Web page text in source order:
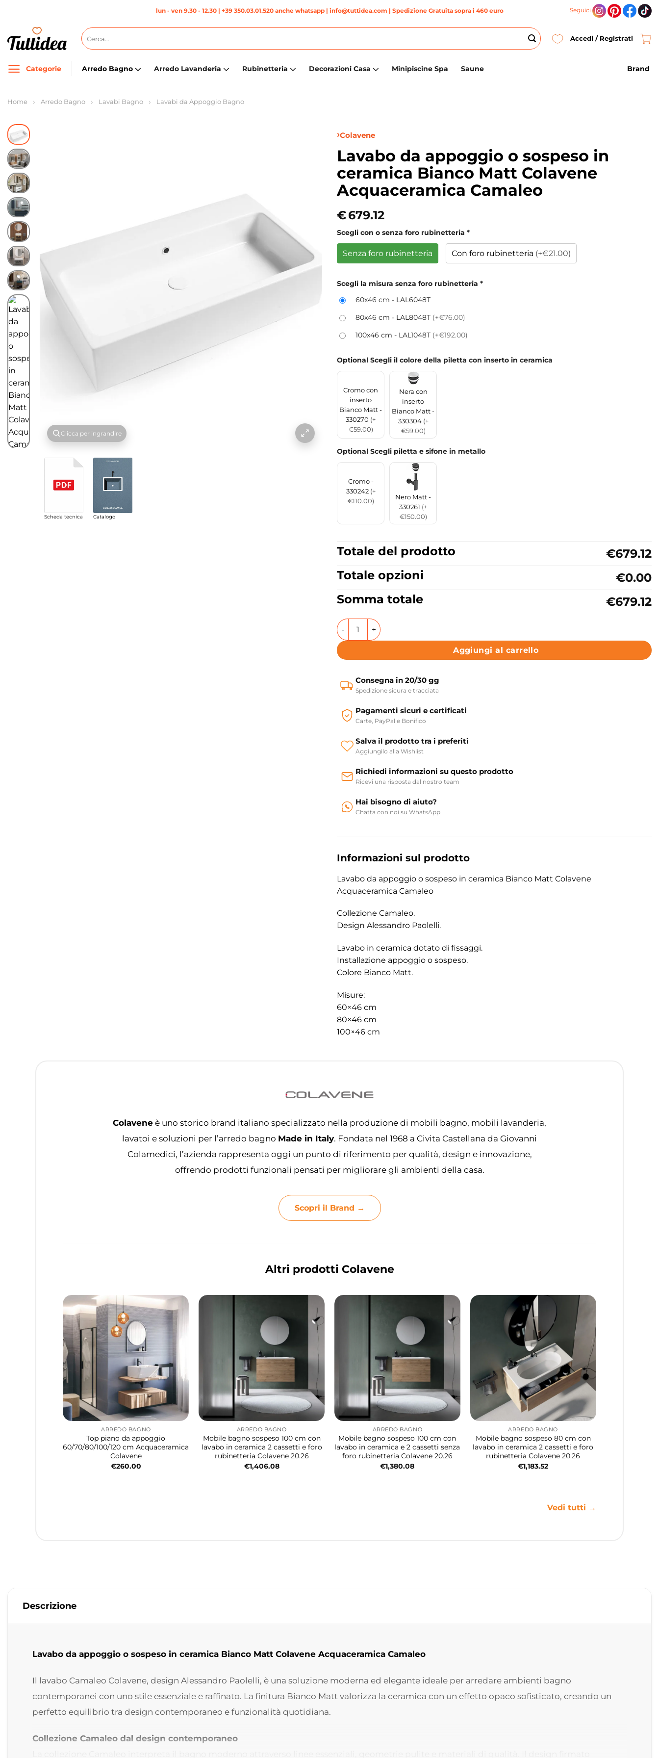
contenuti
lun - ven 9.30 - 12.30 | +39 350.03.01.520 anche whatsapp| info@tuttidea.com | Spedizione Gratuita sopra i 460 euro Seguici
Cerca:
Accedi / Registrati
Categorie Arredo Bagno Arredo Lavanderia Rubinetteria Decorazioni Casa Minipiscine Spa Saune Brand
Home Arredo Bagno Lavabi Bagno Lavabi da Appoggio Bagno
Clicca per ingrandire
Scheda tecnica Catalogo
Colavene
Lavabo da appoggio o sospeso in
ceramica Bianco Matt Colavene
Acquaceramica Camaleo
€679.12
Scegli con o senza foro rubinetteria *
Senza foro rubinetteria Con foro rubinetteria (+€21.00)
Scegli la misura senza foro rubinetteria *
60x46 cm - LAL6048T
80x46 cm - LAL8048T (+€76.00)
100x46 cm - LAL1048T (+€192.00)
Optional Scegli il colore della piletta con inserto in ceramica
Cromo con
inserto
Bianco Matt -
330270 (+
€59.00)
Nera con
inserto
Bianco Matt -
330304 (+
€59.00)
Optional Scegli piletta e sifone in metallo
Cromo -
330242 (+
€110.00)
Nero Matt -
330261 (+
€150.00)
Totale del prodotto
€679.12
Totale opzioni
€0.00
Somma totale
€679.12
Lavabo da appoggio o sospeso in ceramica Bianco Matt Colavene Acquaceramica
Aggiungi al carrello
Consegna in 20/30 gg
Spedizione sicura e tracciata
Pagamenti sicuri e certificati
Carte, PayPal e Bonifico
Salva il prodotto tra i preferiti
Aggiungilo alla Wishlist
Richiedi informazioni su questo prodotto
Ricevi una risposta dal nostro team
Hai bisogno di aiuto?
Chatta con noi su WhatsApp
Informazioni sul prodotto
Lavabo da appoggio o sospeso in ceramica Bianco Matt Colavene
Acquaceramica Camaleo
Collezione Camaleo.
Design Alessandro Paolelli.
Lavabo in ceramica dotato di fissaggi.
Installazione appoggio o sospeso.
Colore Bianco Matt.
Misure:
60×46 cm
80×46 cm
100×46 cm
Colavene è uno storico brand italiano specializzato nella produzione di mobili bagno, mobili lavanderia,
lavatoi e soluzioni per l’arredo bagno Made in Italy. Fondata nel 1968 a Civita Castellana da Giovanni
Colamedici, l’azienda rappresenta oggi un punto di riferimento per qualità, design e innovazione,
offrendo prodotti funzionali pensati per migliorare gli ambienti della casa.
Scopri il Brand →
Altri prodotti Colavene
ARREDO BAGNO
Top piano da appoggio
60/70/80/100/120 cm Acquaceramica
Colavene
€260.00
ARREDO BAGNO
Mobile bagno sospeso 100 cm con
lavabo in ceramica 2 cassetti e foro
rubinetteria Colavene 20.26
€1,406.08
ARREDO BAGNO
Mobile bagno sospeso 100 cm con
lavabo in ceramica e 2 cassetti senza
foro rubinetteria Colavene 20.26
€1,380.08
ARREDO BAGNO
Mobile bagno sospeso 80 cm con
lavabo in ceramica 2 cassetti e foro
rubinetteria Colavene 20.26
€1,183.52
Vedi tutti →
Descrizione
Lavabo da appoggio o sospeso in ceramica Bianco Matt Colavene Acquaceramica Camaleo
Il lavabo Camaleo Colavene, design Alessandro Paolelli, è una soluzione moderna ed elegante ideale per arredare ambienti bagno
contemporanei con uno stile essenziale e raffinato. La finitura Bianco Matt valorizza la ceramica con un effetto opaco sofisticato, creando un
perfetto equilibrio tra design contemporaneo e funzionalità quotidiana.
Collezione Camaleo dal design contemporaneo